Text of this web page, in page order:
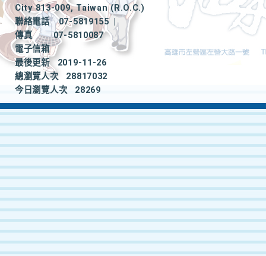
City 813-009, Taiwan (R.O.C.)
聯絡電話
07-5819155
|
傳真
07-5810087
電子信箱
最後更新
2019-11-26
總瀏覽人次
28817032
今日瀏覽人次
28269